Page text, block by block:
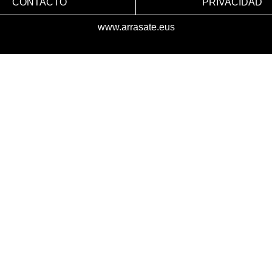
CONTACTO PRIVACIDAD
www.arrasate.eus